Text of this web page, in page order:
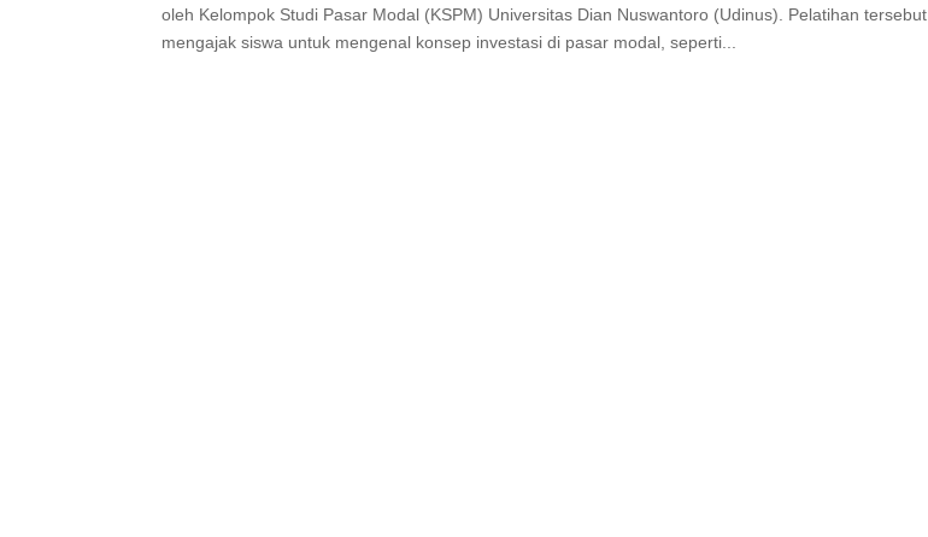
oleh Kelompok Studi Pasar Modal (KSPM) Universitas Dian Nuswantoro (Udinus). Pelatihan tersebut
mengajak siswa untuk mengenal konsep investasi di pasar modal, seperti...